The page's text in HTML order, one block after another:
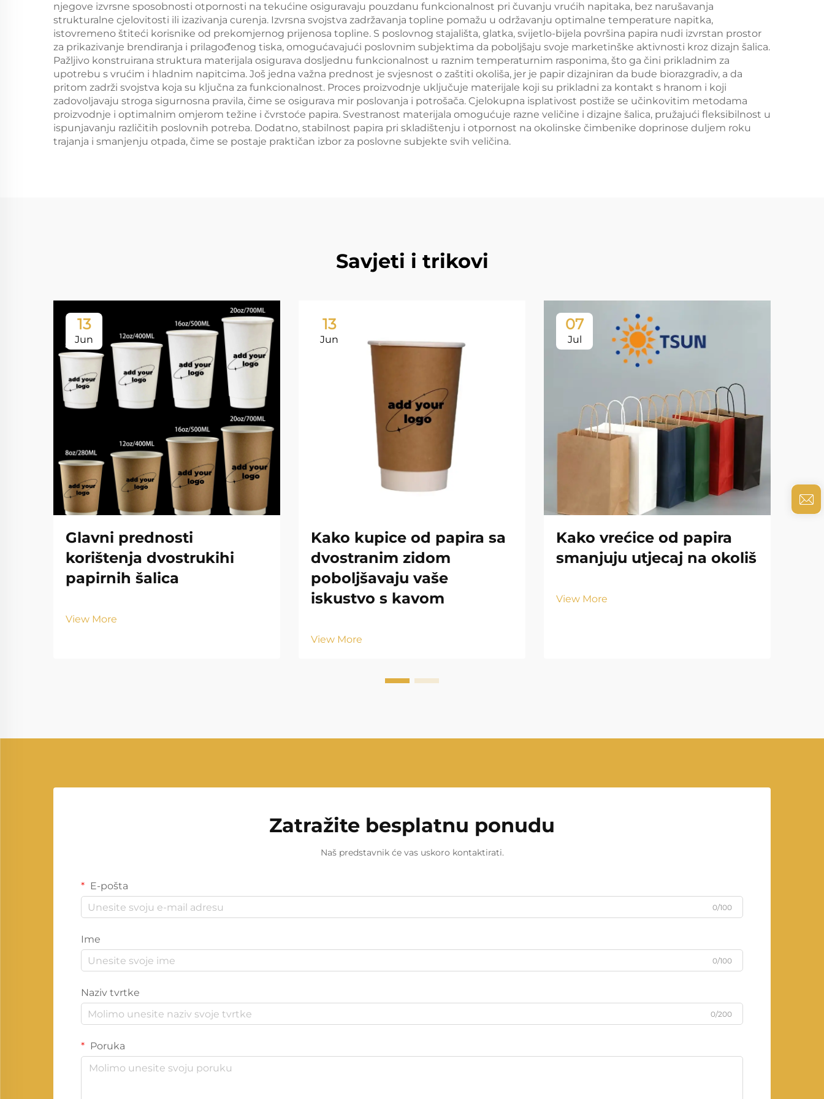
njegove izvrsne sposobnosti otpornosti na tekućine osiguravaju pouzdanu funkcionalnost pri čuvanju vrućih napitaka, bez narušavanja
strukturalne cjelovitosti ili izazivanja curenja. Izvrsna svojstva zadržavanja topline pomažu u održavanju optimalne temperature napitka,
istovremeno štiteći korisnike od prekomjernog prijenosa topline. S poslovnog stajališta, glatka, svijetlo-bijela površina papira nudi izvrstan prostor
za prikazivanje brendiranja i prilagođenog tiska, omogućavajući poslovnim subjektima da poboljšaju svoje marketinške aktivnosti kroz dizajn šalica.
Pažljivo konstruirana struktura materijala osigurava dosljednu funkcionalnost u raznim temperaturnim rasponima, što ga čini prikladnim za
upotrebu s vrućim i hladnim napitcima. Još jedna važna prednost je svjesnost o zaštiti okoliša, jer je papir dizajniran da bude biorazgradiv, a da
pritom zadrži svojstva koja su ključna za funkcionalnost. Proces proizvodnje uključuje materijale koji su prikladni za kontakt s hranom i koji
zadovoljavaju stroga sigurnosna pravila, čime se osigurava mir poslovanja i potrošača. Cjelokupna isplativost postiže se učinkovitim metodama
proizvodnje i optimalnim omjerom težine i čvrstoće papira. Svestranost materijala omogućuje razne veličine i dizajne šalica, pružajući fleksibilnost u
ispunjavanju različitih poslovnih potreba. Dodatno, stabilnost papira pri skladištenju i otpornost na okolinske čimbenike doprinose duljem roku
trajanja i smanjenju otpada, čime se postaje praktičan izbor za poslovne subjekte svih veličina.
Savjeti i trikovi
13
Jun
Glavni prednosti
korištenja dvostrukihi
papirnih šalica
View More
13
Jun
Kako kupice od papira sa
dvostranim zidom
poboljšavaju vaše
iskustvo s kavom
View More
07
Jul
Kako vrećice od papira
smanjuju utjecaj na okoliš
View More
Zatražite besplatnu ponudu
Naš predstavnik će vas uskoro kontaktirati.
E-pošta
0/100
Ime
0/100
Naziv tvrtke
0/200
Poruka